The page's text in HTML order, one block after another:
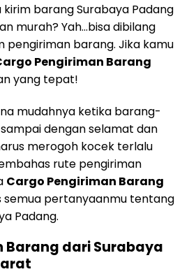
barang Surabaya Padang
murah? Yah…bisa dibilang
pengiriman barang. Jika kamu
Pengiriman Barang
yang tepat!
mudahnya ketika barang-
dengan selamat dan
merogoh kocek terlalu
rute pengiriman
Cargo Pengiriman Barang
semua pertanyaanmu tentang
Padang.
Barang dari Surabaya